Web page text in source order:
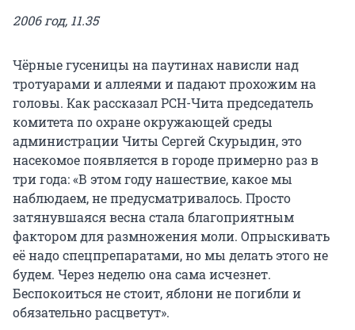
2006 год, 11.35
Чёрные гусеницы на паутинах нависли над
тротуарами и аллеями и падают прохожим на
головы. Как рассказал РСН-Чита председатель
комитета по охране окружающей среды
администрации Читы Сергей Скурыдин, это
насекомое появляется в городе примерно раз в
три года: «В этом году нашествие, какое мы
наблюдаем, не предусматривалось. Просто
затянувшаяся весна стала благоприятным
фактором для размножения моли. Опрыскивать
её надо спецпрепаратами, но мы делать этого не
будем. Через неделю она сама исчезнет.
Беспокоиться не стоит, яблони не погибли и
обязательно расцветут».